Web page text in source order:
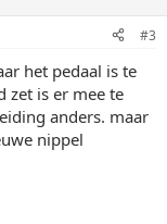
#3
het pedaal is te
zet is er mee te
anders. maar
nippel